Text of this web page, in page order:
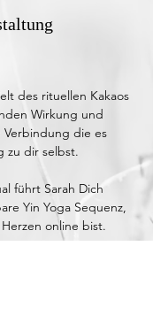
des rituellen Kakaos
Wirkung und
die es
zu dir selbst.
führt Sarah Dich
Yin Yoga Sequenz,
online bist.